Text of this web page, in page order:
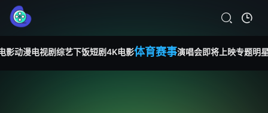
影动漫电视剧综艺下饭短剧4K电影体育赛事演唱会即将上映专题明